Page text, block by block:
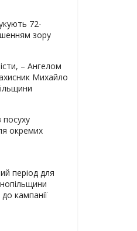
72-
зору
– Ангелом
Михайло
посуху
окремих
період для
кампанії